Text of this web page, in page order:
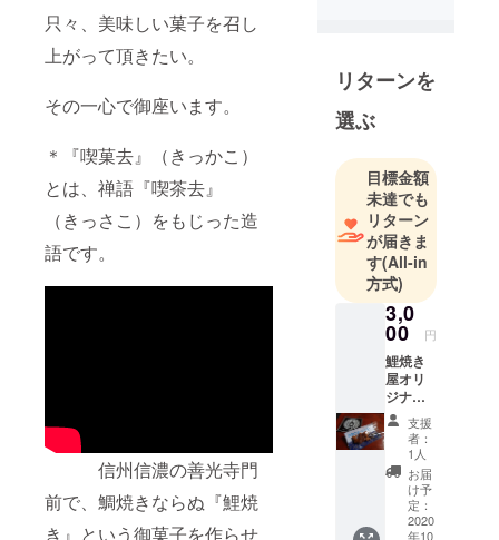
只々、美味しい菓子を召し
上がって頂きたい。
その一心で御座います。
＊『喫菓去』（きっかこ）
とは、禅語『喫茶去』
（きっさこ）をもじった造
語です。
信州信濃の善光寺門
前で、鯛焼きならぬ『鯉焼
き』という御菓子を作らせ
リターンを
選ぶ
目標金額
未達でも
リターン
が届きま
す(All-in
方式)
3,0
00 円
鯉焼き
屋オリ
ジナル
ステッ
カー１
枚。 鯉
焼き屋
オリジ
ナル
キーホ
支援
者：
1人
お届
け予
定：
2020
年10